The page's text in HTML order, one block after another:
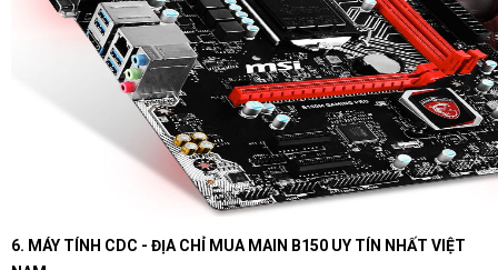
6. MÁY TÍNH CDC - ĐỊA CHỈ MUA MAIN B150 UY TÍN NHẤT VIỆT